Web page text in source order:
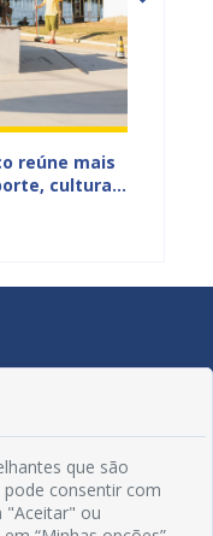
reúne mais
cultura e
que são
pode consentir com
"Aceitar" ou